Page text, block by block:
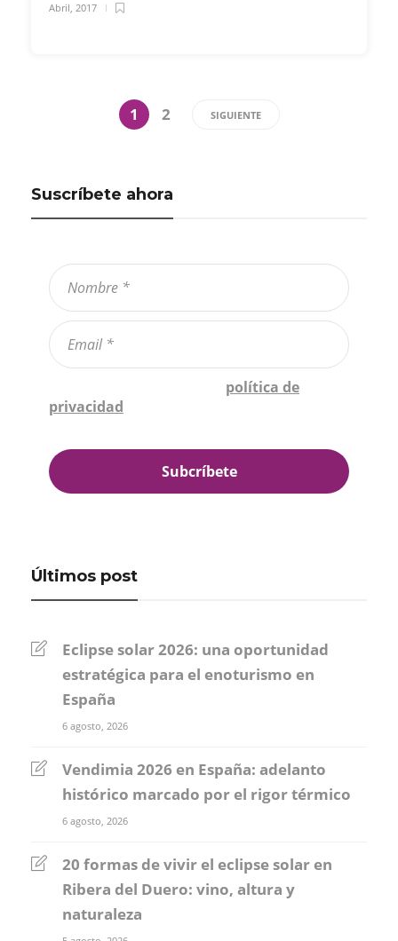
Abril, 2017
1 2 SIGUIENTE
Suscríbete ahora
política de
privacidad
Últimos post
Eclipse solar 2026: una oportunidad
estratégica para el enoturismo en
España
6 agosto, 2026
Vendimia 2026 en España: adelanto
histórico marcado por el rigor térmico
6 agosto, 2026
20 formas de vivir el eclipse solar en
Ribera del Duero: vino, altura y
naturaleza